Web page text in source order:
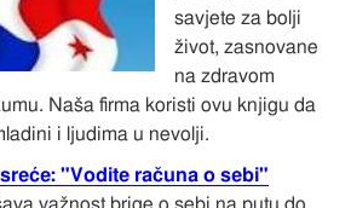
savjete za bolji
život, zasnovane
na zdravom
Naša firma koristi ovu knjigu da
i ljudima u nevolji.
"Vodite računa o sebi"
važnost brige o sebi na putu do